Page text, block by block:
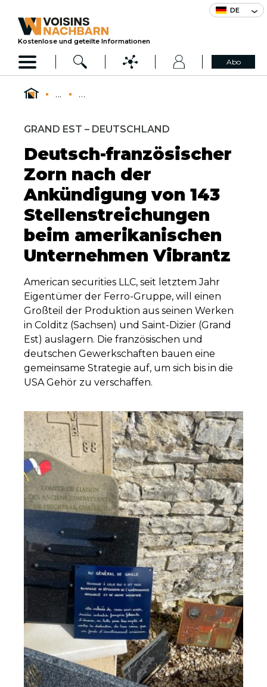
DE
Kostenlose und geteilte Informationen
Abo
... ...
GRAND EST – DEUTSCHLAND
Deutsch-französischer
Zorn nach der
Ankündigung von 143
Stellenstreichungen
beim amerikanischen
Unternehmen Vibrantz
American securities LLC, seit letztem Jahr
Eigentümer der Ferro-Gruppe, will einen
Großteil der Produktion aus seinen Werken
in Colditz (Sachsen) und Saint-Dizier (Grand
Est) auslagern. Die französischen und
deutschen Gewerkschaften bauen eine
gemeinsame Strategie auf, um sich bis in die
USA Gehör zu verschaffen.